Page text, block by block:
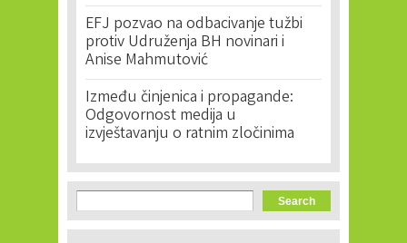
EFJ pozvao na odbacivanje tužbi
protiv Udruženja BH novinari i
Anise Mahmutović
Između činjenica i propagande:
Odgovornost medija u
izvještavanju o ratnim zločinima
Search form
Search